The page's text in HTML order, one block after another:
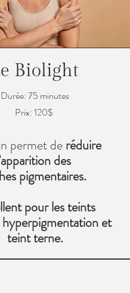
Biolight
Durée: 75 minutes
Prix: 120$
permet deréduire
des
pigmentaires.
pour les teints
hyperpigmentation et
teint terne.